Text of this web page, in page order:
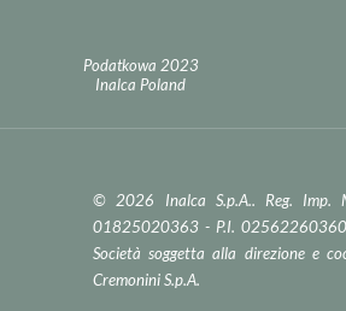
Podatkowa 2023
Inalca Poland
© 2026 Inalca S.p.A.. Reg. Imp.
01825020363 - P.I.
Società soggetta alla direzione e
Cremonini S.p.A.